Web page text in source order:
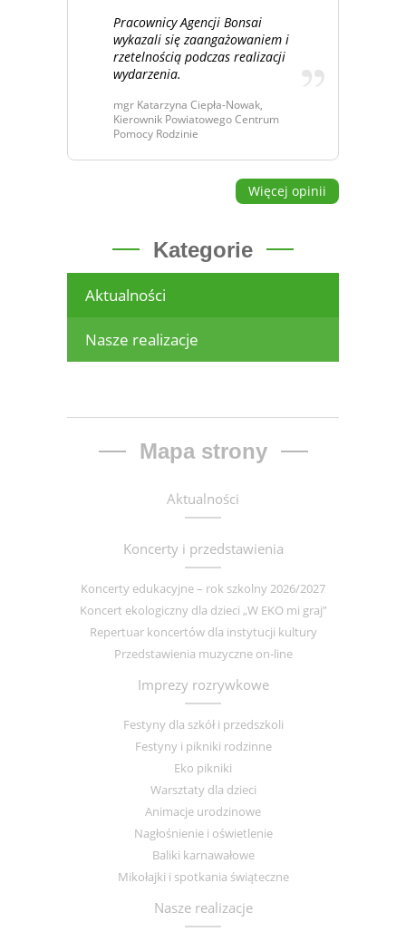
Pracownicy Agencji Bonsai
wykazali się zaangażowaniem i
rzetelnością podczas realizacji
wydarzenia.
mgr Katarzyna Ciepła-Nowak,
Kierownik Powiatowego Centrum
Pomocy Rodzinie
Więcej opinii
Kategorie
Aktualności
Nasze realizacje
Mapa strony
Aktualności
Koncerty i przedstawienia
Koncerty edukacyjne – rok szkolny 2026/2027
Koncert ekologiczny dla dzieci „W EKO mi graj”
Repertuar koncertów dla instytucji kultury
Przedstawienia muzyczne on-line
Imprezy rozrywkowe
Festyny dla szkół i przedszkoli
Festyny i pikniki rodzinne
Eko pikniki
Warsztaty dla dzieci
Animacje urodzinowe
Nagłośnienie i oświetlenie
Baliki karnawałowe
Mikołajki i spotkania świąteczne
Nasze realizacje